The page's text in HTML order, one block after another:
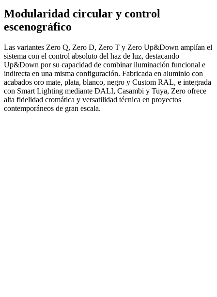
Modularidad circular y control
escenográfico
Las variantes Zero Q, Zero D, Zero T y Zero Up&Down amplían el
sistema con el control absoluto del haz de luz, destacando
Up&Down por su capacidad de combinar iluminación funcional e
indirecta en una misma configuración. Fabricada en aluminio con
acabados oro mate, plata, blanco, negro y Custom RAL, e integrada
con Smart Lighting mediante DALI, Casambi y Tuya, Zero ofrece
alta fidelidad cromática y versatilidad técnica en proyectos
contemporáneos de gran escala.